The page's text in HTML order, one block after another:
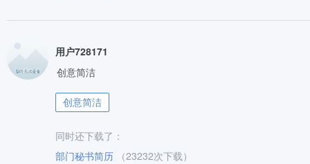
用户728171
创意简洁
创意简洁
同时还下载了：
部门秘书简历
（23232次下载）